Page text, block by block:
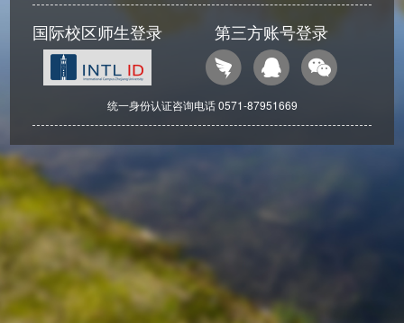
国际校区师生登录 第三方账号登录
统一身份认证咨询电话 0571-87951669